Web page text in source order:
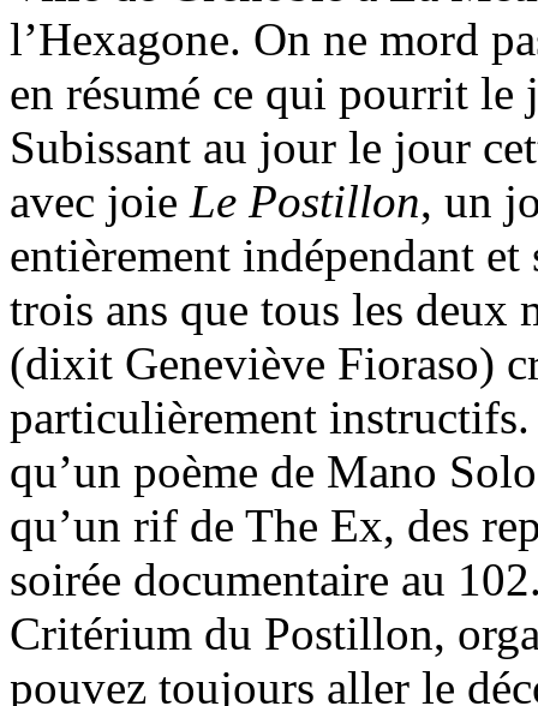
l’Hexagone. On ne mord
en résumé ce qui pourrit le
Subissant au jour le jour
avec joie Le Postillon, un
entièrement indépendant
trois ans que tous les deux
(dixit Geneviève Fioraso)
particulièrement instructifs.
qu’un poème de Mano
qu’un rif de The Ex, des
soirée documentaire au
Critérium du Postillon,
pouvez toujours aller le